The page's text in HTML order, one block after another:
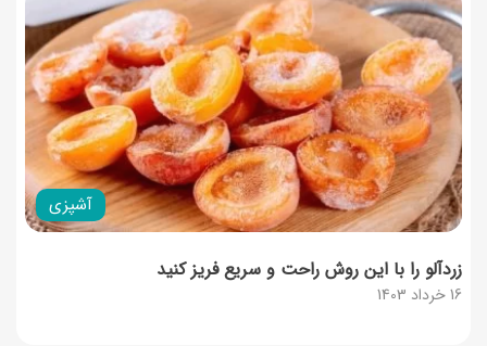
آشپزی
16 خرداد 1403
زردآلو را با این روش راحت و سریع فریز کنید